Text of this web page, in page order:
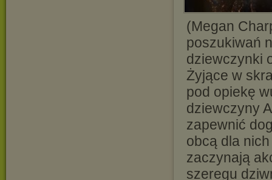
(Megan
poszukiwań
dziewczynki
Żyjące w
pod opiekę
dziewczyny
zapewnić
obcą dla
zaczynają
szeregu